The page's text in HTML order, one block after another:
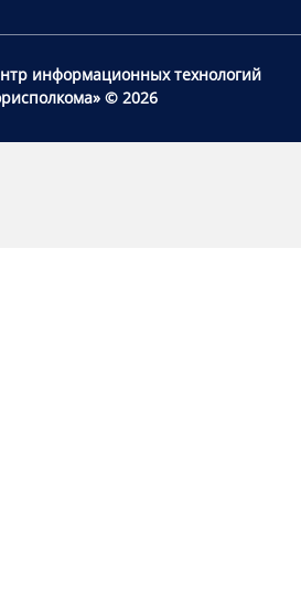
информационных технологий
© 2026